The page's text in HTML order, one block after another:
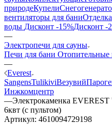
природеКупели
вентиляторы для бани
воды Дисконт -15%Дисконт -
—
Электропечи для сауны
Печи для бани Отопительные
—
Everest
SangensTulikiviВезувий
Инжкомцентр
—Электрокаменка
6квт (с пультом)
Артикул: 4610094729198